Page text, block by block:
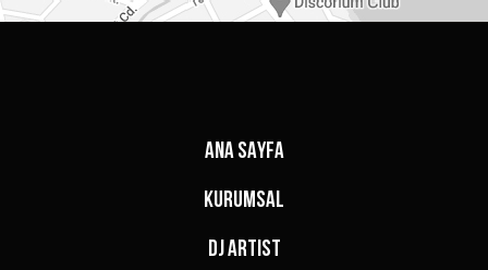
ANA SAYFA
KURUMSAL
DJ ARTIST